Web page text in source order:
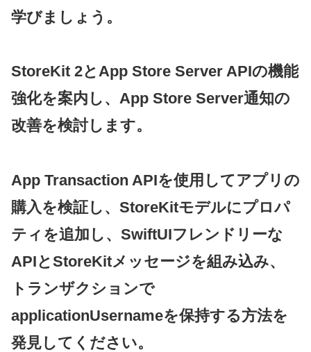
学びましょう。
StoreKit 2とApp Store Server APIの機能
強化を案内し、App Store Server通知の
改善を検討します。
App Transaction APIを使用してアプリの
購入を検証し、StoreKitモデルにプロパ
ティを追加し、SwiftUIフレンドリーな
APIとStoreKitメッセージを組み込み、
トランザクションで
applicationUsernameを保持する方法を
発見してください。